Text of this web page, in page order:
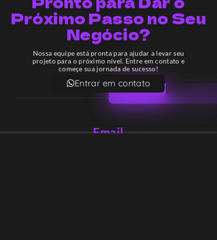
Próximo Passo no Seu
Negócio?
Nossa equipe está pronta para ajudar a levar seu
projeto para o próximo nível. Entre em contato e
começe sua jornada de sucesso!
Entrar em contato
Email